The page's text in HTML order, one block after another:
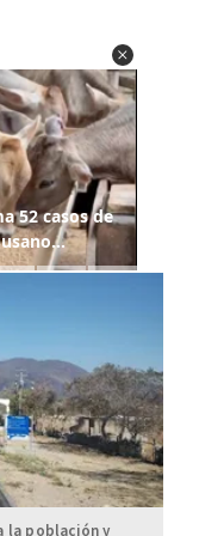
la población y